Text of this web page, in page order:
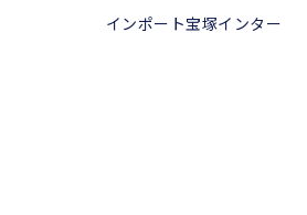
インポート宝塚インター